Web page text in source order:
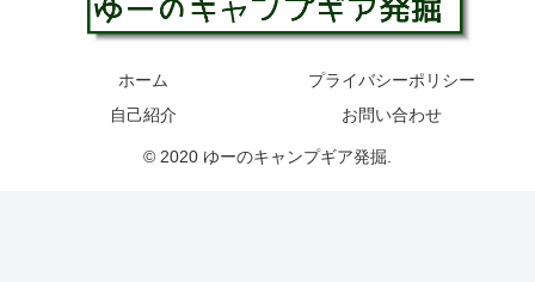
ホーム
プライバシーポリシー
自己紹介
お問い合わせ
© 2020 ゆーのキャンプギア発掘.